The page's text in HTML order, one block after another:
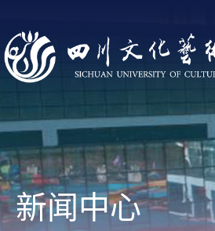
新闻中心